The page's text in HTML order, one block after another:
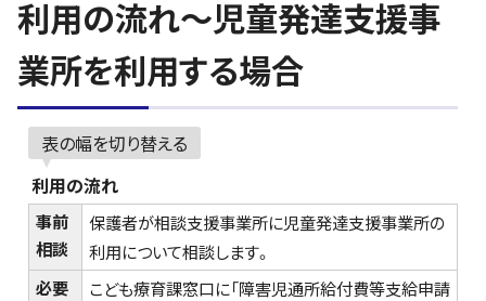
利用の流れ～児童発達支援事
業所を利用する場合
表の幅を切り替える
利用の流れ
事前
相談
保護者が相談支援事業所に児童発達支援事業所の
利用について相談します。
必要
こども療育課窓口に「障害児通所給付費等支給申請